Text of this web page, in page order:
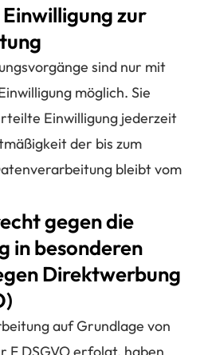
zur
sind nur mit
möglich. Sie
Einwilligung jederzeit
der bis zum
bleibt vom
gegen die
in besonderen
Direktwerbung
auf Grundlage von
F DSGVO erfolgt, haben